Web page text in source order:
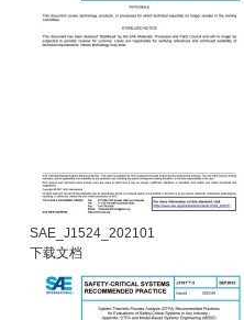
SAE_J1524_202101
下载文档